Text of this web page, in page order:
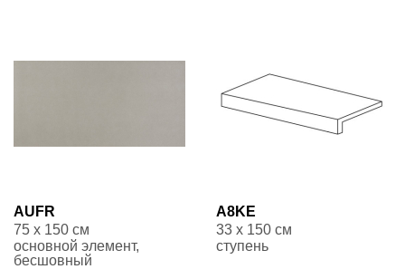
AUFR
75 x 150 см
основной элемент,
бесшовный
A8KE
33 x 150 см
ступень